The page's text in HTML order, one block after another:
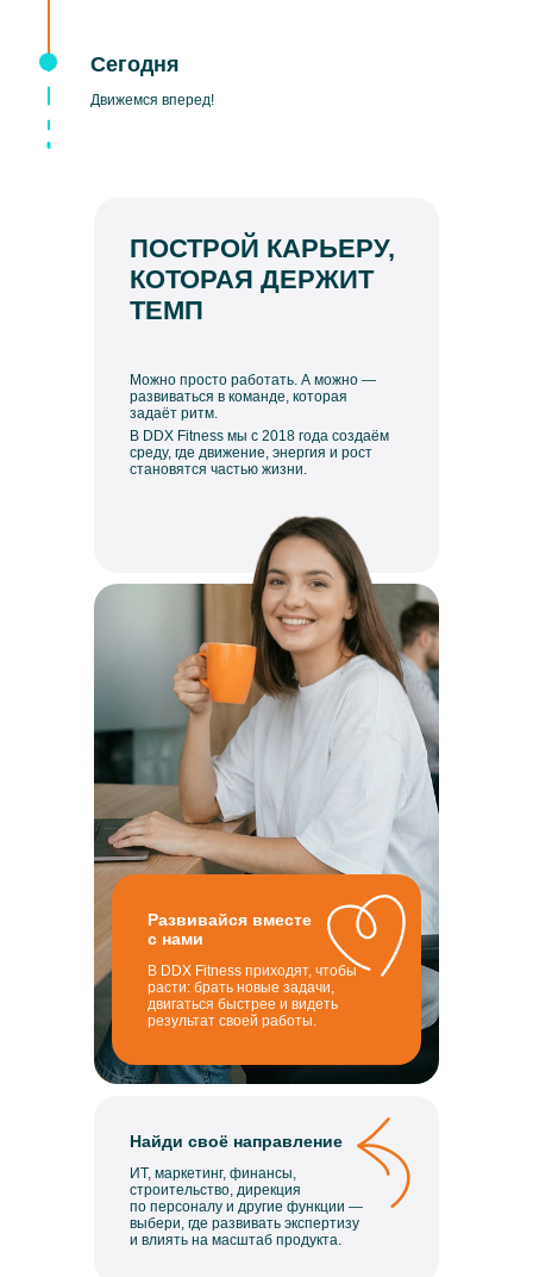
Сегодня
Движемся вперед!
ПОСТРОЙ КАРЬЕРУ,
КОТОРАЯ ДЕРЖИТ
ТЕМП
Можно просто работать. А можно —
развиваться в команде, которая
задаёт ритм.
В DDX Fitness мы с 2018 года создаём
среду, где движение, энергия и рост
становятся частью жизни.
Развивайся вместе
с нами
В DDX Fitness приходят, чтобы
расти: брать новые задачи,
двигаться быстрее и видеть
результат своей работы.
Найди своё направление
ИТ, маркетинг, финансы,
строительство, дирекция
по персоналу и другие функции —
выбери, где развивать экспертизу
и влиять на масштаб продукта.